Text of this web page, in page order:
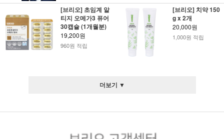
[브리오] 초임계 알
티지 오메가3 퓨어
30캡슐 (1개월분)
19,200원
960원 적립
[브리오] 치약 150
g x 2개
20,000원
1,000원 적립
더보기 ▼